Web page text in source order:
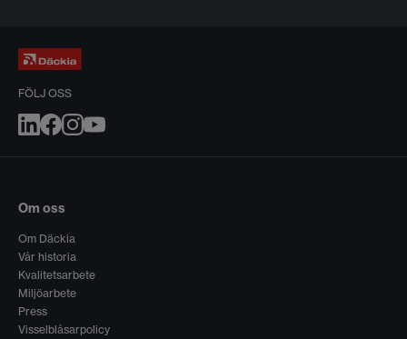
FÖLJ OSS
Om oss
Om Däckia
Vår historia
Kvalitetsarbete
Miljöarbete
Press
Visselblåsarpolicy